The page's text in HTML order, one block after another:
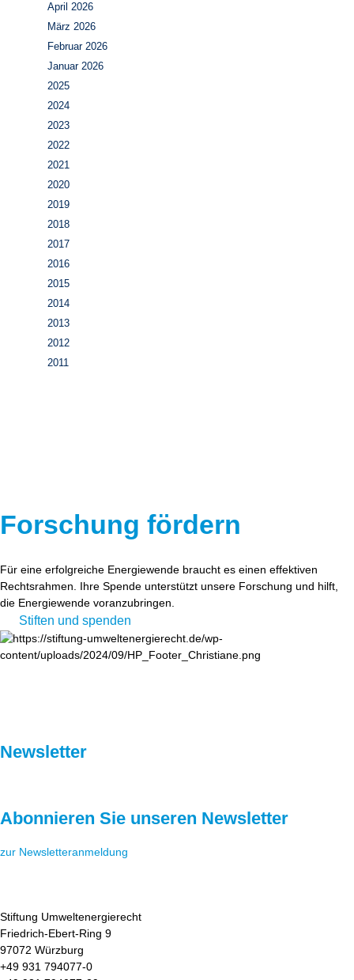
April 2026
März 2026
Februar 2026
Januar 2026
2025
2024
2023
2022
2021
2020
2019
2018
2017
2016
2015
2014
2013
2012
2011
Forschung fördern
Für eine erfolgreiche Energiewende braucht es einen effektiven
Rechtsrahmen. Ihre Spende unterstützt unsere Forschung und hilft,
die Energiewende voranzubringen.
Stiften und spenden
Newsletter
Abonnieren Sie unseren Newsletter
zur Newsletteranmeldung
Stiftung Umweltenergierecht
Friedrich-Ebert-Ring 9
97072 Würzburg
+49 931 794077-0